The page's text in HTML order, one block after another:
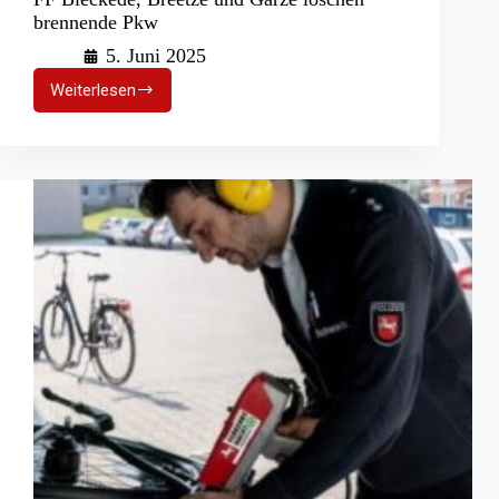
brennende Pkw
5. Juni 2025
Weiterlesen
FF
Bleckede,
Garze
löschen
brennende
Pkw